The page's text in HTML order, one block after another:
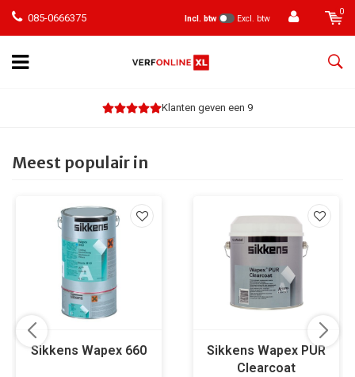
085-0666375 Incl. btw Excl. btw
0
Klanten geven een 9
Meest populair in
Sikkens Wapex 660
Sikkens Wapex PUR
Clearcoat